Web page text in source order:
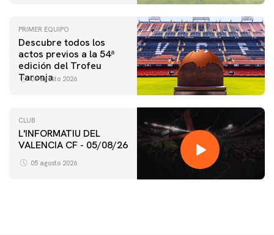
PRIMER EQUIPO
Descubre todos los
actos previos a la 54ª
edición del Trofeu
Taronja
06 agosto 2026
CLUB
L'INFORMATIU DEL
VALENCIA CF - 05/08/26
05 agosto 2026